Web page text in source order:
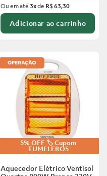
Ou em até3xde R$ 63,30
Adicionar ao carrinho
5% OFF 🏷️ Cupom
TUMELERO5
Aquecedor Elétrico Ventisol